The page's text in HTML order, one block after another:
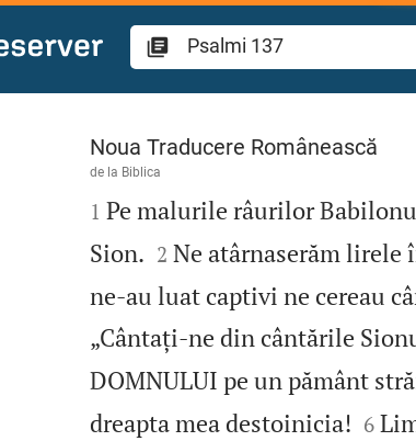
Psalmi 137
Noua Traducere Românească
de la Biblica

1 Pe malurile râurilor
Sion.
2 Ne atârnaserăm
ne‑au luat captivi ne cereau
„Cântați‑ne din cântările
DOMNULUI pe un pământ
dreapta mea destoinicia!
6